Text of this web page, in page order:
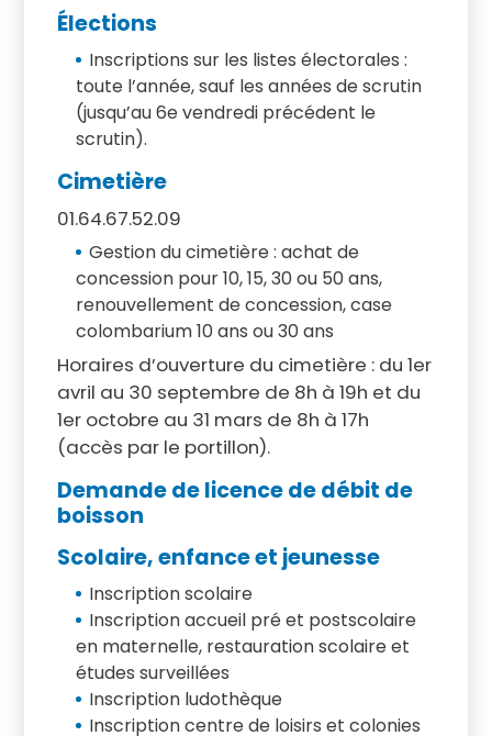
Élections
Inscriptions sur les listes électorales :
toute l’année, sauf les années de scrutin
(jusqu’au 6e vendredi précédent le
scrutin).
Cimetière
01.64.67.52.09
Gestion du cimetière : achat de
concession pour 10, 15, 30 ou 50 ans,
renouvellement de concession, case
colombarium 10 ans ou 30 ans
Horaires d’ouverture du cimetière : du 1er
avril au 30 septembre de 8h à 19h et du
1er octobre au 31 mars de 8h à 17h
(accès par le portillon).
Demande de licence de débit de
boisson
Scolaire, enfance et jeunesse
Inscription scolaire
Inscription accueil pré et postscolaire
en maternelle, restauration scolaire et
études surveillées
Inscription ludothèque
Inscription centre de loisirs et colonies